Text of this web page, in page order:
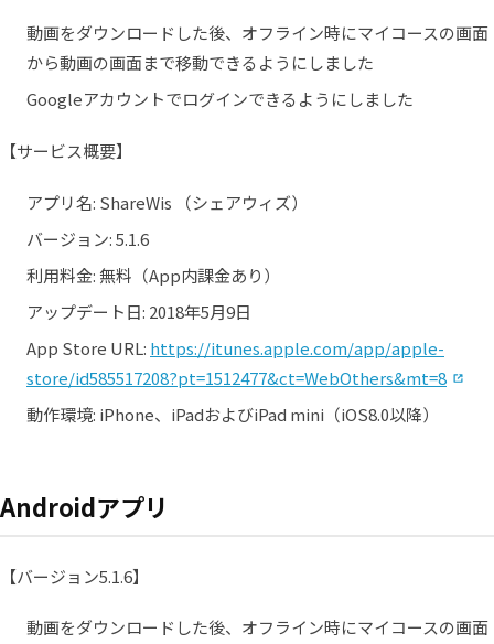
動画をダウンロードした後、オフライン時にマイコースの画面
から動画の画面まで移動できるようにしました
Googleアカウントでログインできるようにしました
【サービス概要】
アプリ名: ShareWis （シェアウィズ）
バージョン: 5.1.6
利用料金: 無料（App内課金あり）
アップデート日: 2018年5月9日
App Store URL: https://itunes.apple.com/app/apple-
store/id585517208?pt=1512477&ct=WebOthers&mt=8
動作環境: iPhone、iPadおよびiPad mini（iOS8.0以降）
Androidアプリ
【バージョン5.1.6】
動画をダウンロードした後、オフライン時にマイコースの画面